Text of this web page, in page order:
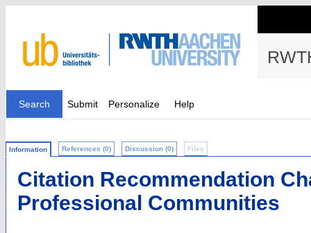
Search Submit Personalize Help
Information References (0) Discussion (0) Files
Citation Recommendation
Professional Communities